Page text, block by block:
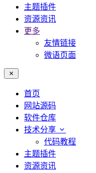
主题插件
资源资讯
更多
友情链接
微语页面
首页
网站源码
软件仓库
技术分享
代码教程
主题插件
资源资讯